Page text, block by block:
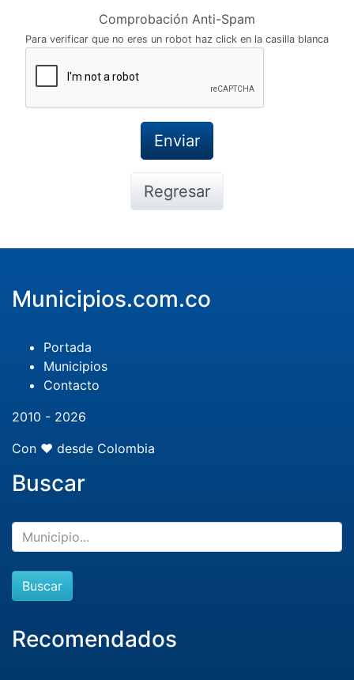
Comprobación Anti-Spam
Para verificar que no eres un robot haz click en la casilla blanca
Regresar
Municipios.com.co
Portada
Municipios
Contacto
2010 - 2026
Con ❤️ desde Colombia
Buscar
Buscar
Recomendados